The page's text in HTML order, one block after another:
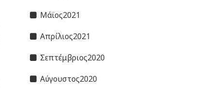
Μάϊος2021
Απρίλιος2021
Σεπτέμβριος2020
Αύγουστος2020